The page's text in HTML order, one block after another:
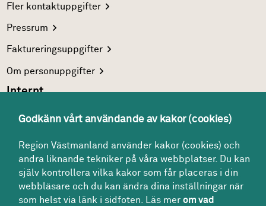
Flerkontaktuppgifter
Pressrum
Faktureringsuppgifter
Om personuppgifter
Internt
Internasystem
Följ oss
Facebook
Godkänn vårt användande av kakor (cookies)
Region Västmanland använder kakor (cookies) och
andra liknande tekniker på våra webbplatser. Du kan
själv kontrollera vilka kakor som får placeras i din
webbläsare och du kan ändra dina inställningar när
som helst via länk i sidfoten. Läs merom vad